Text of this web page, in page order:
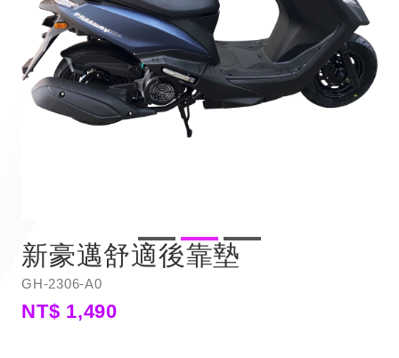
新豪邁舒適後靠墊
GH-2306-A0
NT$ 1,490